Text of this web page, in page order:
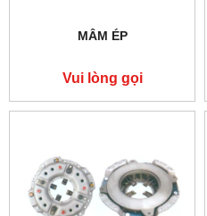
MÂM ÉP
Vui lòng gọi